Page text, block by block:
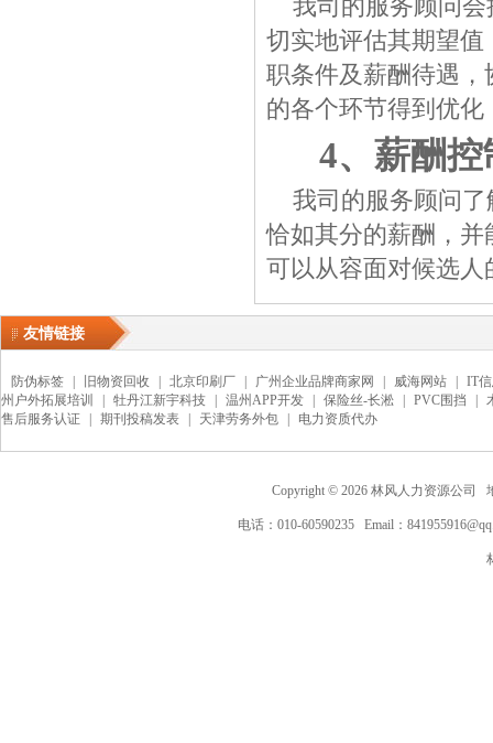
我司的服务顾问
切实地评估其期望
职条件及薪酬待遇，
的各个环节得到优化
4、薪酬控
我司的服务顾问
恰如其分的薪酬，
可以从容面对候选人
友情链接
防伪标签 旧物资回收 北京印刷厂 广州企业品牌商家网 威海网站
IT
州户外拓展培训
牡丹江新宇科技 温州APP开发 保险丝-长淞 PVC围挡
售后服务认证
期刊投稿发表 天津劳务外包 电力资质代办
Copyright © 2026 林风人力资源公司
电话：010-60590235 Email：